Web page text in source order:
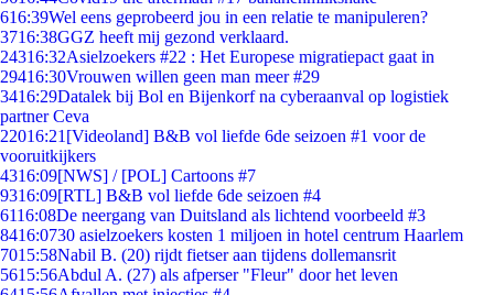
616:39Wel eens geprobeerd jou in een relatie te manipuleren?
3716:38GGZ heeft mij gezond verklaard.
24316:32Asielzoekers #22 : Het Europese migratiepact gaat in
29416:30Vrouwen willen geen man meer #29
3416:29Datalek bij Bol en Bijenkorf na cyberaanval op logistiek
partner Ceva
22016:21 [Videoland] B&B vol liefde 6de seizoen #1 voor de
vooruitkijkers
4316:09[NWS] / [POL] Cartoons #7
9316:09[RTL] B&B vol liefde 6de seizoen #4
6116:08De neergang van Duitsland als lichtend voorbeeld #3
8416:0730 asielzoekers kosten 1 miljoen in hotel centrum Haarlem
7015:58Nabil B. (20) rijdt fietser aan tijdens dollemansrit
5615:56Abdul A. (27) als afperser "Fleur" door het leven